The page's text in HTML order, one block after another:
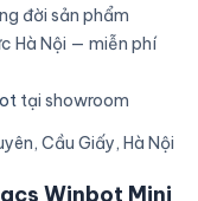
đời sản phẩm
Hà Nội — miễn phí
tại showroom
Cầu Giấy, Hà Nội
Winbot Mini